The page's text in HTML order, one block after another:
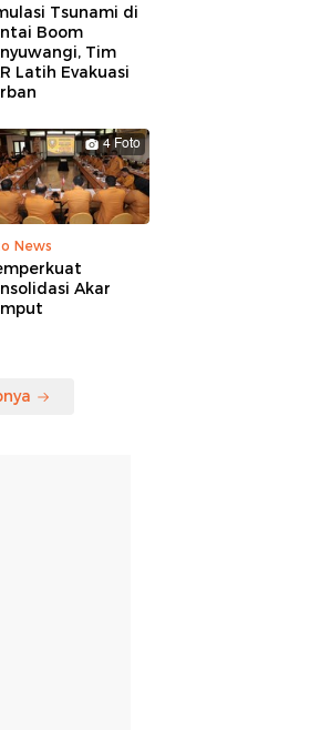
Tsunami di
Boom
Tim
Latih Evakuasi
4 Foto
News
Akar